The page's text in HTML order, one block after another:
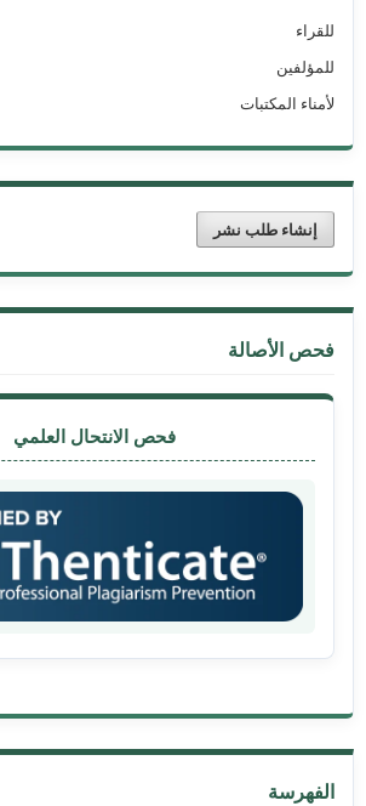
للقراء
للمؤلفين
لأمناء المكتبات
إنشاء طلب نشر
فحص الأصالة
فحص الانتحال العلمي
الفهرسة